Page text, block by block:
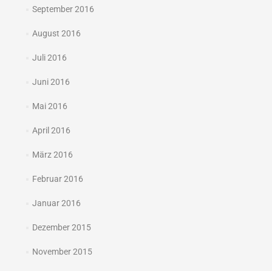
September 2016
August 2016
Juli 2016
Juni 2016
Mai 2016
April 2016
März 2016
Februar 2016
Januar 2016
Dezember 2015
November 2015